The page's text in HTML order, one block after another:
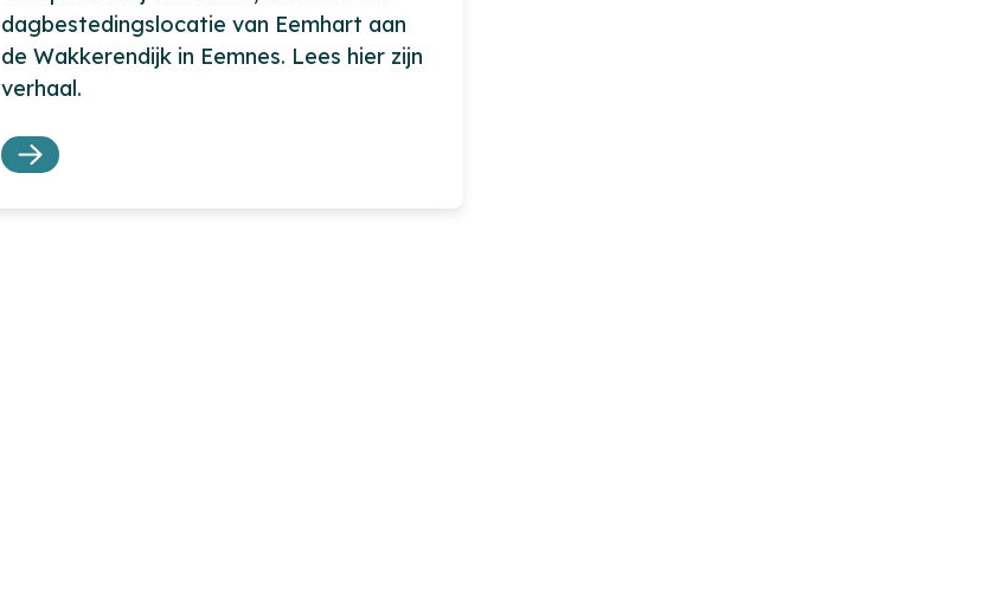
dagbestedingslocatie van Eemhart aan
de Wakkerendijk in Eemnes. Lees hier zijn
verhaal.